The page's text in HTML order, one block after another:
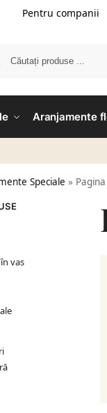
Pentru companii
Aranjamente
Speciale »
vas